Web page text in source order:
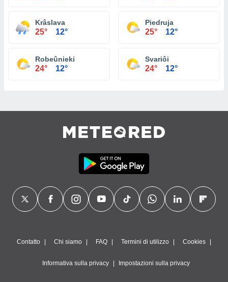
Krâslava
25° 12°
Piedruja
25° 12°
Robeûnieki
24° 12°
Svariôi
24° 12°
Contatto Chi siamo FAQ Termini di utilizzo Cookies
Informativa sulla privacy Impostazioni sulla privacy